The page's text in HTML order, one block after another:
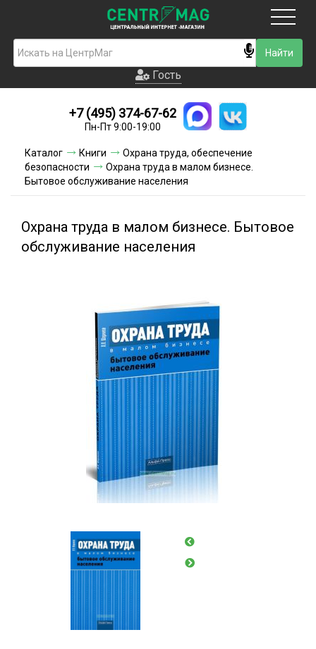
Гость
Новинки
Условия доставки
Условия оплаты
Гость
+7 (495) 374-67-62
Пн-Пт 9:00-19:00
Каталог Книги
Охрана труда, обеспечение
безопасности
Охрана труда в малом бизнесе.
Бытовое обслуживание населения
Охрана труда в малом бизнесе. Бытовое
обслуживание населения